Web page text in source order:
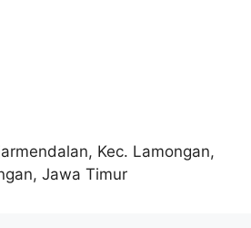
Kec. Lamongan,
Jawa Timur